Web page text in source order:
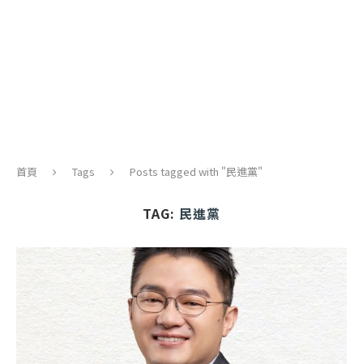
首頁 Tags Posts tagged with "民進黨"
TAG: 民進黨